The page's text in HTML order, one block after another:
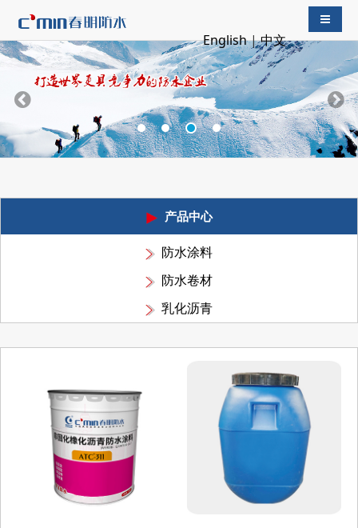
English|中文
导航切
产品中心
防水涂料
防水卷材
乳化沥青